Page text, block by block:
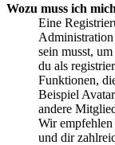
Wozu muss ich
Eine
Administration
sein musst,
du als
Funktionen,
Beispiel
andere
Wir
und dir